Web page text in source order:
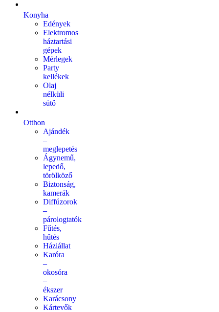
Konyha
Edények
Elektromos
háztartási
gépek
Mérlegek
Party
kellékek
Olaj
nélküli
sütő
Otthon
Ajándék
–
meglepetés
Ágynemű,
lepedő,
törölköző
Biztonság,
kamerák
Diffúzorok
–
párologtatók
Fűtés,
hűtés
Háziállat
Karóra
–
okosóra
–
ékszer
Karácsony
Kártevők